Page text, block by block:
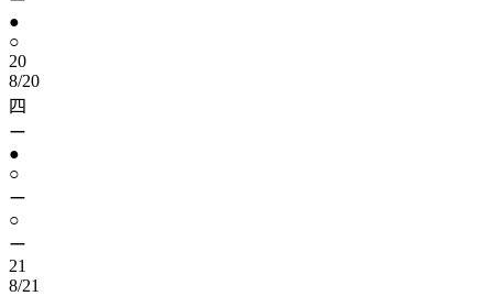
●
○
20
8/20
四
ー
●
○
ー
○
ー
21
8/21